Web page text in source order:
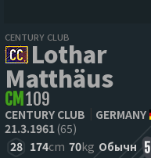
CENTURY CLUB
Lothar
Matthäus
CM 109
CENTURY CLUB
GERMANY
21.3.1961(65)
28 174cm 70kg Обычн 5